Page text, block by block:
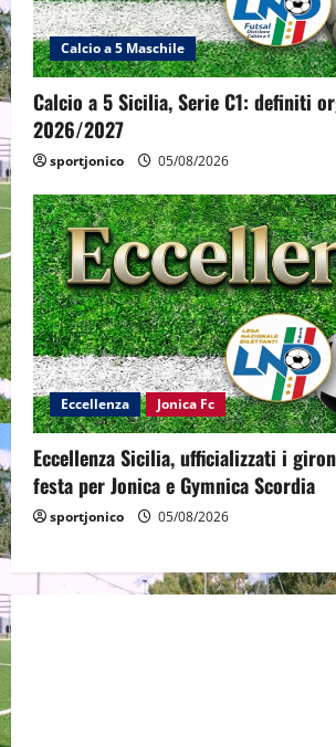
Calcio a 5 Maschile
Calcio a 5 Sicilia, Serie C1: definiti
2026/2027
sportjonico 05/08/2026
Eccellenza Jonica Fc
Eccellenza Sicilia, ufficializzati i
festa per Jonica e Gymnica Scordia
sportjonico 05/08/2026